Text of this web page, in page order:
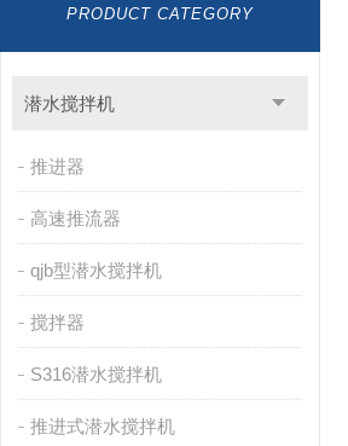
PRODUCT CATEGORY
潜水搅拌机
推进器
高速推流器
qjb型潜水搅拌机
搅拌器
S316潜水搅拌机
推进式潜水搅拌机